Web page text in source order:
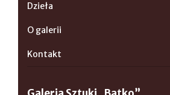
Dzieła
O galerii
Kontakt